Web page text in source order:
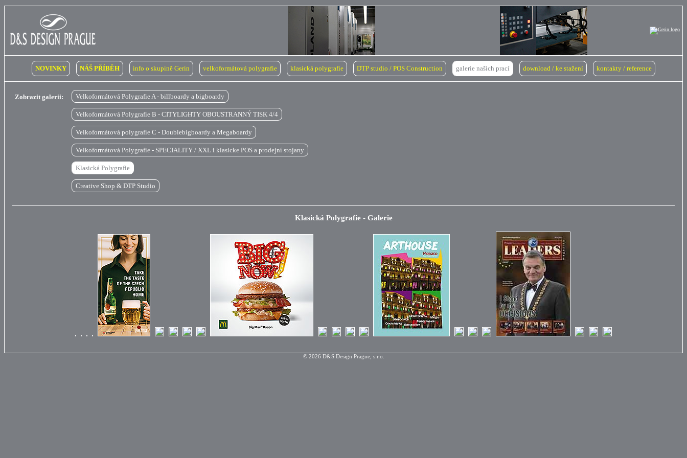
NOVINKY NÁŠ PŘÍBĚH info o skupině Gerin velkoformátová polygrafie klasická polygrafie DTP studio / POS Construction galerie našich prací download / ke stažení kontakty / reference
Zobrazit galerii: Velkoformátová Polygrafie A - billboardy a bigboardy
Velkoformátová Polygrafie B - CITYLIGHTY OBOUSTRANNÝ TISK 4/4
Velkoformátová polygrafie C - Doublebigboardy a Megaboardy
Velkoformátová Polygrafie - SPECIALITY / XXL i klasicke POS a prodejní stojany
Klasická Polygrafie
Creative Shop & DTP Studio
Klasická Polygrafie - Galerie
© 2026 D&S Design Prague, s.r.o.